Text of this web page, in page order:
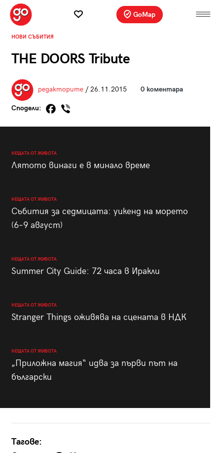
GoMap
НОВИ СЪБИТИЯ
THE DOORS Tribute
редакторите/ 26.11.2015 0 коментара
Сподели:
НЕЩАТА ОТ ЖИВОТА
Лятото винаги е в минало време
НЕЩАТА ОТ ЖИВОТА
Събития за седмицата: уикенд на морето
(6–9 август)
НЕЩАТА ОТ ЖИВОТА
Summer City Guide: 72 часа в Иракли
НЕЩАТА ОТ ЖИВОТА
Stranger Things оживява на сцената в НДК
НЕЩАТА ОТ ЖИВОТА
„Приложна магия“ идва за първи път на
български
Тагове: